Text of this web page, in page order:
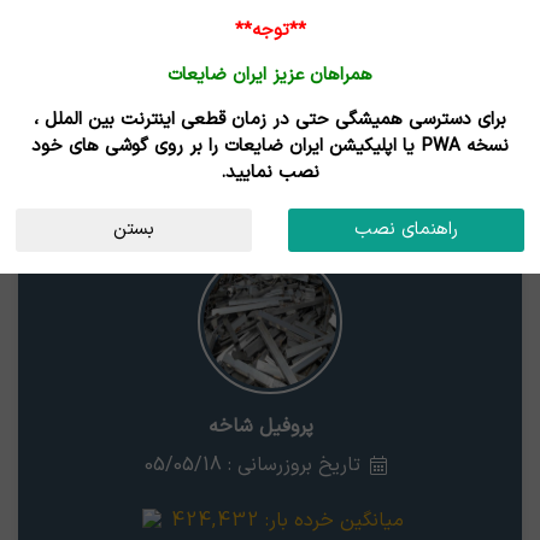
قیمت ضایعات پروفیل شاخه
استان
پروفیل شاخه
تاریخ بروزرسانی : 05/05/18
میانگین خرده بار: 424,432
**توجه**
همراهان عزیز ایران ضایعات
برای دسترسی همیشگی حتی در زمان قطعی اینترنت بین الملل ،
نسخه PWA یا اپلیکیشن ایران ضایعات را بر روی گوشی های خود
نصب نمایید.
راهنمای نصب بستن